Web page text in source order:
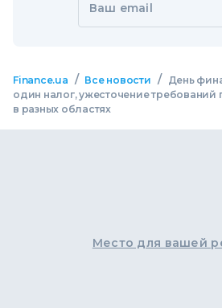
Ваш email
Finance.ua / Все новости /
День
один налог, ужесточение требований
в разных областях
Место для вашей